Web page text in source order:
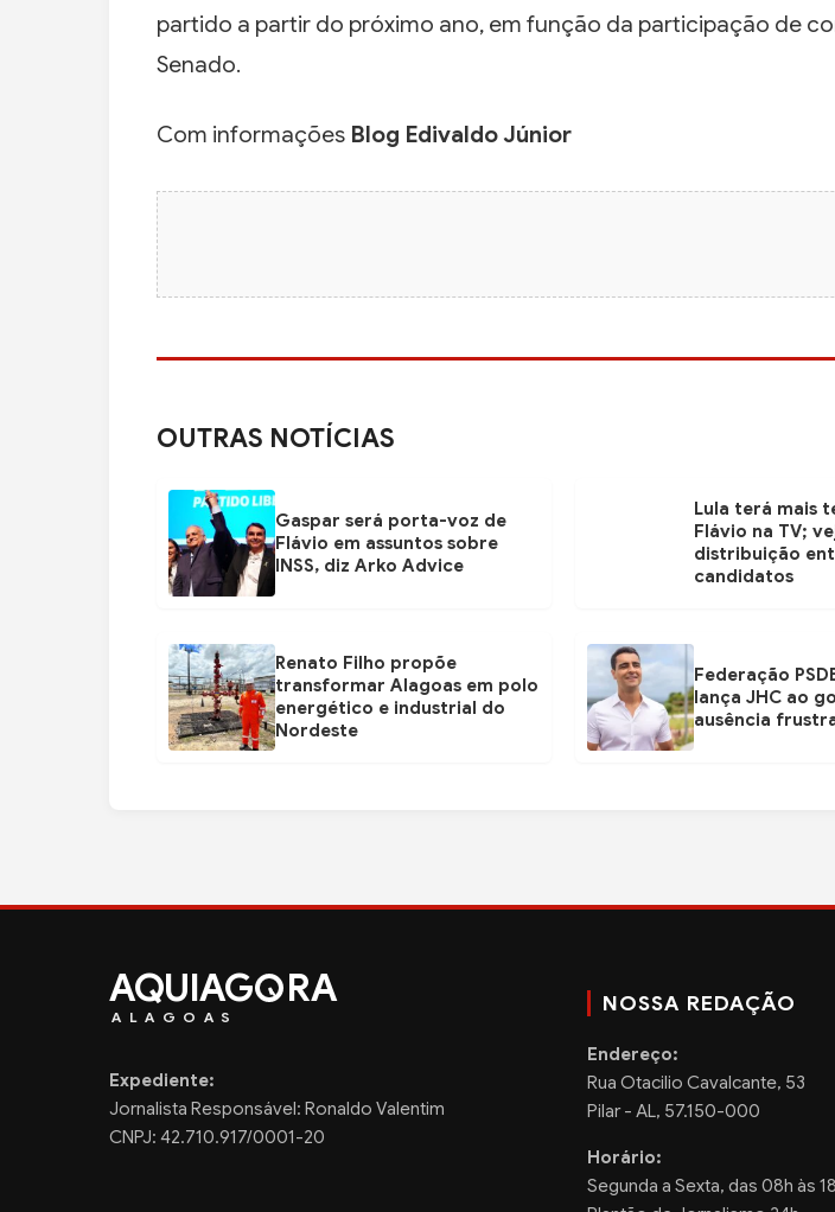
partido a partir do próximo ano, em função da participação de
Senado.
Com informações Blog Edivaldo Júnior
OUTRAS NOTÍCIAS
Gaspar será porta-voz de
Flávio em assuntos sobre
INSS, diz Arko Advice
Lula terá mais
Flávio na TV;
distribuição
candidatos
Renato Filho propõe
transformar Alagoas em polo
energético e industrial do
Nordeste
Federação
lança JHC ao
ausência
AQUIAG RA
ALAGOAS
Expediente:
Jornalista Responsável: Ronaldo Valentim
CNPJ: 42.710.917/0001-20
NOSSA REDAÇÃO
Endereço:
Rua Otacilio Cavalcante, 53
Pilar - AL, 57.150-000
Horário:
Segunda a Sexta, das 08h às